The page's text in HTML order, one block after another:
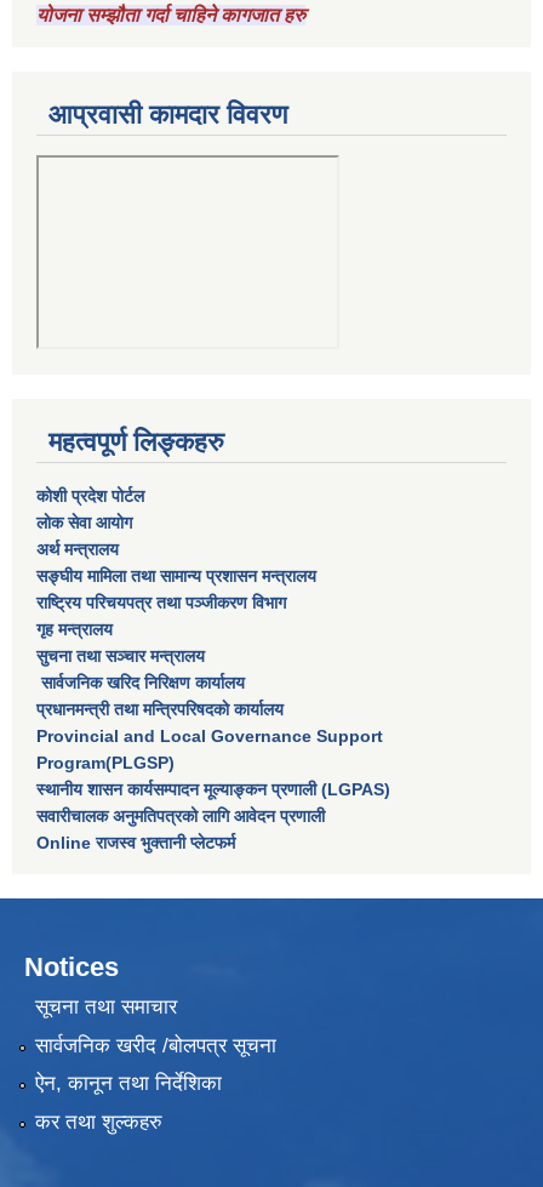
योजना सम्झौता गर्दा चाहिने कागजात हरु
आप्रवासी कामदार विवरण
महत्वपूर्ण लिङ्कहरु
कोशी प्रदेश पोर्टल
लाेक सेवा आयाेग
अर्थ मन्त्रालय
सङ्घीय मामिला तथा सामान्य प्रशासन मन्त्रालय
राष्‍ट्रिय परिचयपत्र तथा पञ्‍जीकरण विभाग
गृह मन्त्रालय
सुचना तथा सञ्चार मन्त्रालय
सार्वजनिक खरिद निरिक्षण कार्यालय
प्रधानमन्त्री तथा मन्त्रिपरिषदकाे कार्यालय
Provincial and Local Governance Support
Program(PLGSP)
स्थानीय शासन कार्यसम्पादन मूल्याङ्कन प्रणाली (LGPAS)
सवारीचालक अनुमतिपत्रको लागि आवेदन प्रणाली
Online राजस्व भुक्तानी प्लेटफर्म
Notices
सूचना तथा समाचार
सार्वजनिक खरीद /बोलपत्र सूचना
ऐन, कानून तथा निर्देशिका
कर तथा शुल्कहरु